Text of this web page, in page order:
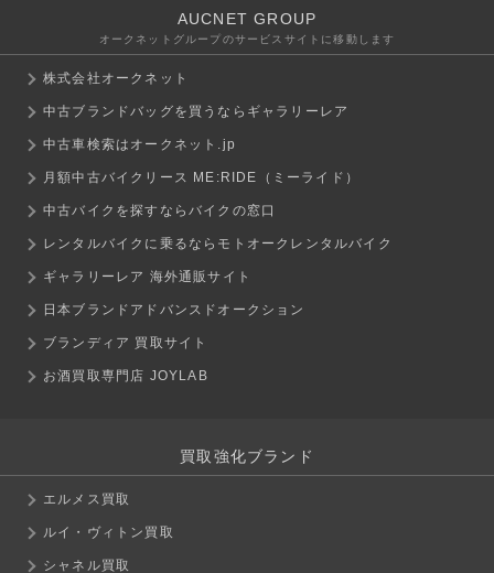
AUCNET GROUP
オークネットグループのサービスサイトに移動します
株式会社オークネット
中古ブランドバッグを買うならギャラリーレア
中古車検索はオークネット.jp
月額中古バイクリース ME:RIDE（ミーライド）
中古バイクを探すならバイクの窓口
レンタルバイクに乗るならモトオークレンタルバイク
ギャラリーレア 海外通販サイト
日本ブランドアドバンスドオークション
ブランディア 買取サイト
お酒買取専門店 JOYLAB
買取強化ブランド
エルメス買取
ルイ・ヴィトン買取
シャネル買取